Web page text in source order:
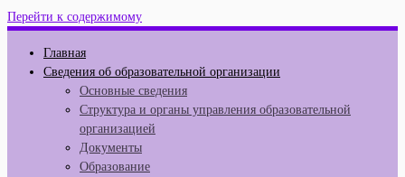
Перейти к содержимому
Главная
Сведения об образовательной организации
Основные сведения
Структура и органы управления образовательной
организацией
Документы
Образование